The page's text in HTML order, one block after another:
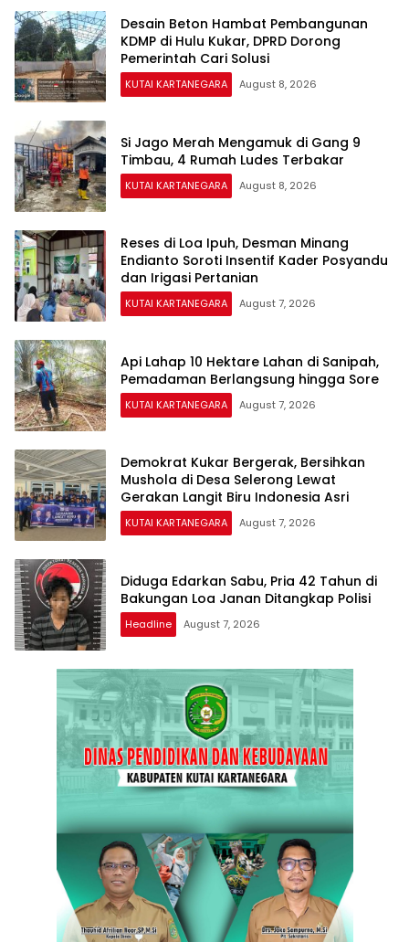
Desain Beton Hambat Pembangunan
KDMP di Hulu Kukar, DPRD Dorong
Pemerintah Cari Solusi
KUTAI KARTANEGARA August 8, 2026
Si Jago Merah Mengamuk di Gang 9
Timbau, 4 Rumah Ludes Terbakar
KUTAI KARTANEGARA August 8, 2026
Reses di Loa Ipuh, Desman Minang
Endianto Soroti Insentif Kader Posyandu
dan Irigasi Pertanian
KUTAI KARTANEGARA August 7, 2026
Api Lahap 10 Hektare Lahan di Sanipah,
Pemadaman Berlangsung hingga Sore
KUTAI KARTANEGARA August 7, 2026
Demokrat Kukar Bergerak, Bersihkan
Mushola di Desa Selerong Lewat
Gerakan Langit Biru Indonesia Asri
KUTAI KARTANEGARA August 7, 2026
Diduga Edarkan Sabu, Pria 42 Tahun di
Bakungan Loa Janan Ditangkap Polisi
Headline August 7, 2026